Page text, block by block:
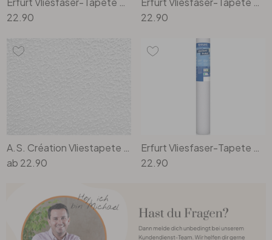
22.90
22.90
ab 22.90
22.90